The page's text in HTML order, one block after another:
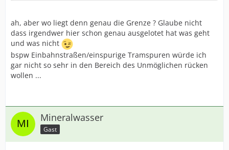
ah, aber wo liegt denn genau die Grenze ? Glaube nicht
dass irgendwer hier schon genau ausgelotet hat was geht
und was nicht
bspw Einbahnstraßen/einspurige Tramspuren würde ich
gar nicht so sehr in den Bereich des Unmöglichen rücken
wollen ...
Mineralwasser
Gast